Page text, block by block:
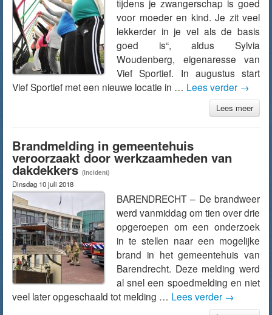
tijdens je zwangerschap is goed
voor moeder en kind. Je zit veel
lekkerder in je vel als de basis
goed is“, aldus Sylvia
Woudenberg, eigenaresse van
Vief Sportief. In augustus start
Vief Sportief met een nieuwe locatie in … Lees verder →
Lees meer
Brandmelding in gemeentehuis
veroorzaakt door werkzaamheden van
dakdekkers (Incident)
Dinsdag 10 juli 2018
BARENDRECHT – De brandweer
werd vanmiddag om tien over drie
opgeroepen om een onderzoek
in te stellen naar een mogelijke
brand in het gemeentehuis van
Barendrecht. Deze melding werd
al snel een spoedmelding en niet
veel later opgeschaald tot melding … Lees verder →